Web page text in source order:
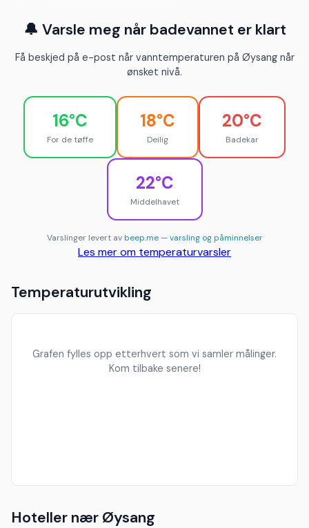
🔔 Varsle meg når badevannet er klart
Få beskjed på e-post når vanntemperaturen på Øysang når
ønsket nivå.
16°C
For de tøffe
18°C
Deilig
20°C
Badekar
22°C
Middelhavet
Varslinger levert avbeep.me — varsling og påminnelser
Les mer om temperaturvarsler
Temperaturutvikling
Grafen fylles opp etterhvert som vi samler målinger.
Kom tilbake senere!
Hoteller nær Øysang